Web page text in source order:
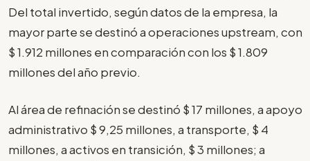
Del total invertido, según datos de la empresa, la
mayor parte se destinó a operaciones upstream, con
$ 1.912 millones en comparación con los $ 1.809
millones del año previo.
Al área de refinación se destinó $ 17 millones, a apoyo
administrativo $ 9,25 millones, a transporte, $ 4
millones, a activos en transición, $ 3 millones; a